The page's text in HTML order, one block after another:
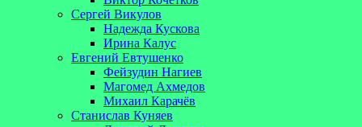
Сергей Викулов
Надежда Кускова
Ирина Калус
Евгений Евтушенко
Фейзудин Нагиев
Магомед Ахмедов
Михаил Карачёв
Станислав Куняев